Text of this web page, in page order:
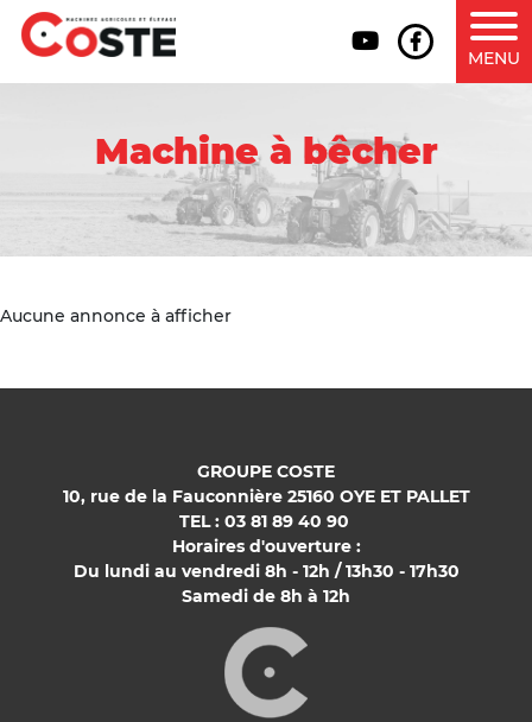
MENU
Machine à bêcher
Aucune annonce à afficher
GROUPE COSTE
10, rue de la Fauconnière 25160 OYE ET PALLET
TEL : 03 81 89 40 90
Horaires d'ouverture :
Du lundi au vendredi 8h - 12h / 13h30 - 17h30
Samedi de 8h à 12h